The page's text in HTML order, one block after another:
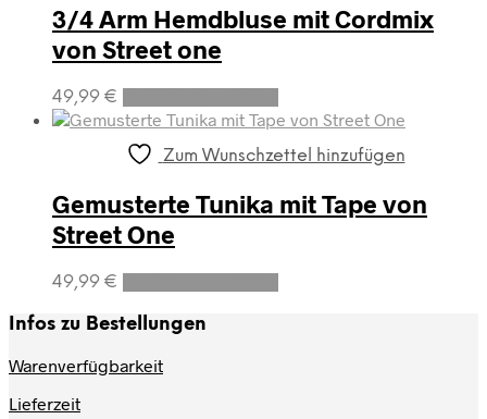
auf.
Die
auf
der
gewählt
3/4 Arm Hemdbluse mit Cordmix
von Street one
49,99 €
Dieses
Produkt
weist
mehrere
auf.
Die
auf
Zum Wunschzettel hinzufügen
Gemusterte Tunika mit Tape von
Street One
49,99 €
Dieses
Infos zu Bestellungen
Warenverfügbarkeit
Lieferzeit